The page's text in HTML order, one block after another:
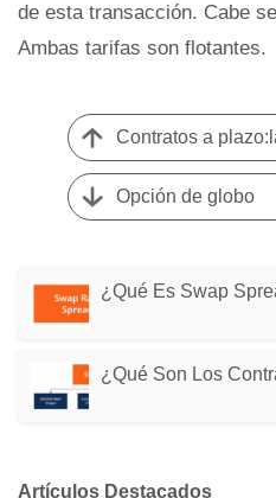
de esta transacción. Cabe
Ambas tarifas son flotantes.
Opción de globo
¿Qué Es Swap
¿Qué Son Los
Artículos Destacados